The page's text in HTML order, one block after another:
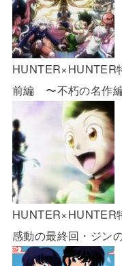
前編 〜不朽の名作
HUNTER×HUNTER
感動の最終回・ジン